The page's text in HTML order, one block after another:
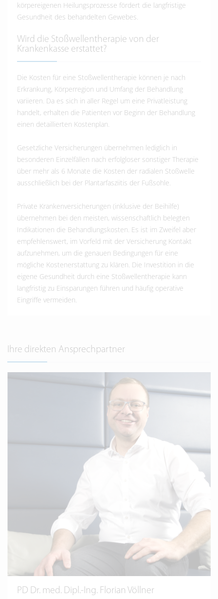
körpereigenen Heilungsprozesse fördert die langfristige
Gesundheit des behandelten Gewebes.
Wird die Stoßwellentherapie von der
Krankenkasse erstattet?
Die Kosten für eine Stoßwellentherapie können je nach
Erkrankung, Körperregion und Umfang der Behandlung
variieren. Da es sich in aller Regel um eine Privatleistung
handelt, erhalten die Patienten vor Beginn der Behandlung
einen detaillierten Kostenplan.
Gesetzliche Versicherungen übernehmen lediglich in
besonderen Einzelfällen nach erfolgloser sonstiger Therapie
über mehr als 6 Monate die Kosten der radialen Stoßwelle
ausschließlich bei der Plantarfasziitis der Fußsohle.
Private Krankenversicherungen (inklusive der Beihilfe)
übernehmen bei den meisten, wissenschaftlich belegten
Indikationen die Behandlungskosten. Es ist im Zweifel aber
empfehlenswert, im Vorfeld mit der Versicherung Kontakt
aufzunehmen, um die genauen Bedingungen für eine
mögliche Kostenerstattung zu klären. Die Investition in die
eigene Gesundheit durch eine Stoßwellentherapie kann
langfristig zu Einsparungen führen und häufig operative
Eingriffe vermeiden.
Ihre direkten Ansprechpartner
PD Dr. med. Dipl.-Ing. Florian Völlner